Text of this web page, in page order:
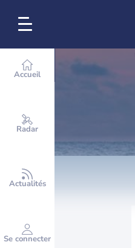
Accueil
Radar
Actualités
Se connecter